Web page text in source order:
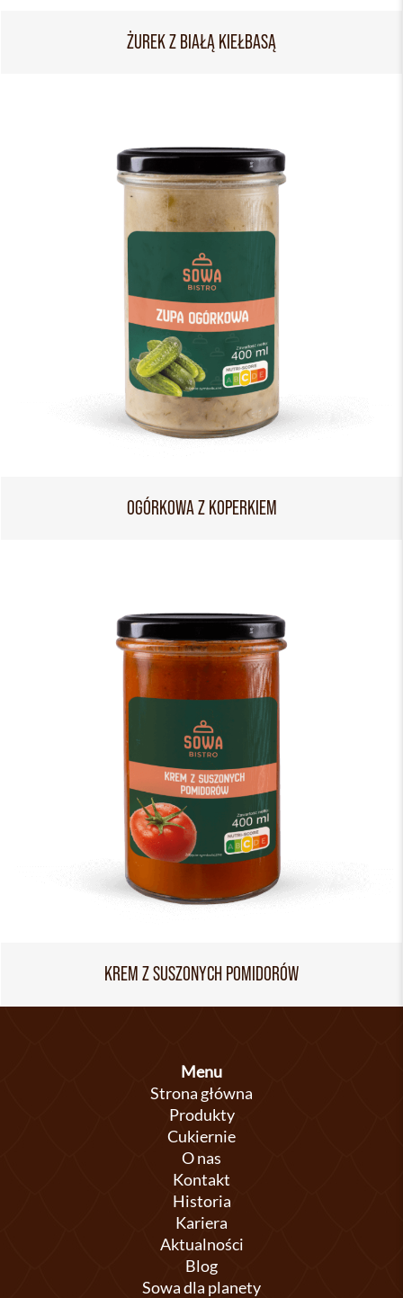
ŻUREK Z BIAŁĄ KIEŁBASĄ
OGÓRKOWA Z KOPERKIEM
KREM Z SUSZONYCH POMIDORÓW
Menu
Strona główna
Produkty
Cukiernie
O nas
Kontakt
Historia
Kariera
Aktualności
Blog
Sowa dla planety